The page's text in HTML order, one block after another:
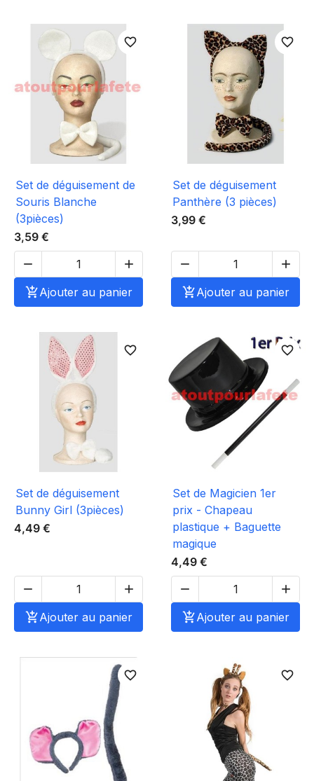
favorite_border
Set de déguisement de
Souris Blanche
(3pièces)
3,59 €


Ajouter au panier
favorite_border
Set de déguisement
Panthère (3 pièces)
3,99 €


Ajouter au panier
favorite_border
Set de déguisement
Bunny Girl (3pièces)
4,49 €


Ajouter au panier
favorite_border
Set de Magicien 1er
prix - Chapeau
plastique + Baguette
magique
4,49 €


Ajouter au panier
favorite_border favorite_border